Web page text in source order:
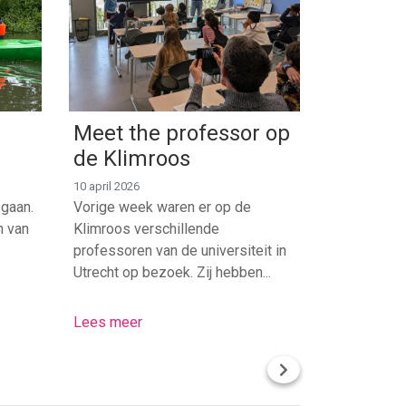
van
Meet the professor op
de Klimroos
10 april 2026
Vorige week waren er op de
Klimroos verschillende
professoren van de universiteit in
Utrecht op bezoek. Zij hebben...
Lees meer